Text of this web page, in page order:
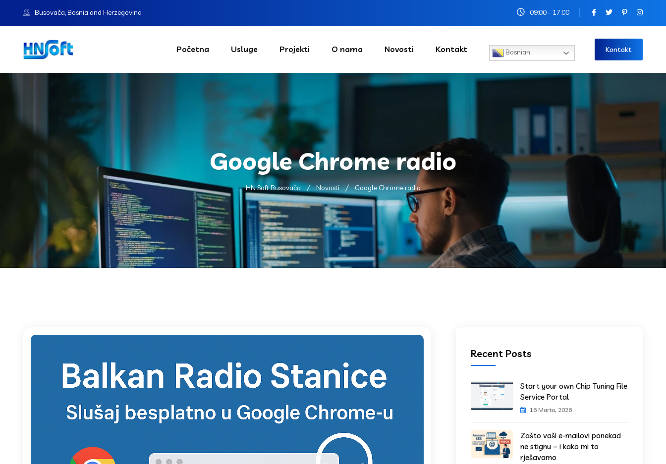
Busovača, Bosnia and Herzegovina 09:00 - 17:00
Početna Usluge Projekti O nama Novosti Kontakt Bosnian Kontakt
Google Chrome radio
HN Soft Busovača Novosti Google Chrome radio
Recent Posts
Start your own Chip Tuning File
Service Portal
16 Marta, 2026
Zašto vaši e-mailovi ponekad
ne stignu – i kako mi to
rješavamo